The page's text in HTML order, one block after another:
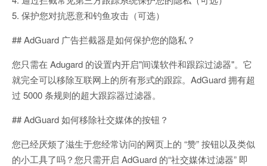
5. 保护您对抗恶意和钓鱼攻击（可选）
## AdGuard 广告拦截器是如何保护您的隐私？
您只需在 Adugard 的设置内开启"间谍软件和跟踪过滤器"。它
就完全可以移除互联网上的所有形式的跟踪。AdGuard 拥有超
过 5000 条规则的超大跟踪器过滤器。
## AdGuard 如何移除社交媒体的按钮？
您已经厌烦了滋生于您经常访问的网页上的 “赞” 按钮以及类似
的小工具了吗？您只需开启 AdGuard 的“社交媒体过滤器” 即